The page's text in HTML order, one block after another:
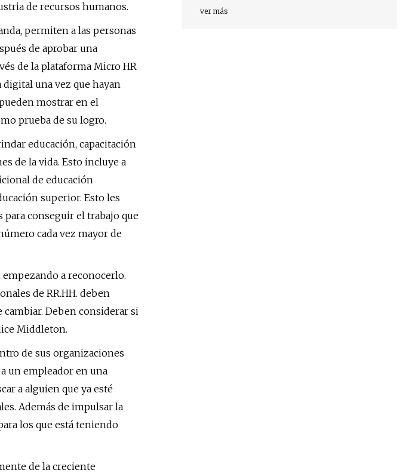
de recursos humanos.
permiten a las personas
de aprobar una
de la plataforma Micro HR
una vez que hayan
mostrar en el
prueba de su logro.
educación, capacitación
de la vida. Esto incluye a
de educación
superior. Esto les
conseguir el trabajo que
cada vez mayor de
a reconocerlo.
de RR.HH. deben
cambiar. Deben considerar si
Middleton.
de sus organizaciones
un empleador en una
a alguien que ya esté
Además de impulsar la
los que está teniendo
de la creciente
ver más